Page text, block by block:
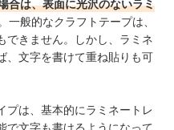
合は、表面に光沢のないラミ
一般的なクラフトテープは、
できません。しかし、ラミネ
、文字を書けて重ね貼りも可
プは、基本的にラミネートレ